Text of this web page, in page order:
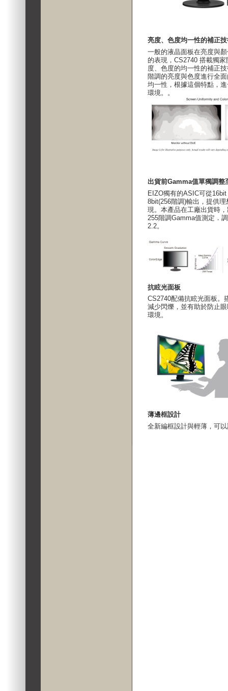
亮度、色度均一性的補正
一般的液晶面板在亮度與
的表現，CS2740 搭載獨
度、色度的均一性的補正
階調的亮度與色度進行全
均一性，根據這個特點，
環境。。
出貨前Gamma值單獨調整
EIZO獨有的ASIC可從
8bit(256階調)輸出，提供
現。本產品在工廠出貨時
255階調Gamma值測定．
2.2。
抗眩光面板
CS2740配備抗眩光面板。
減少閃爍，並有助於防止
環境。
薄邊框設計
全新編框設計與輕薄，可